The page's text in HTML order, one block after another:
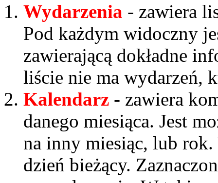
Wydarzenia - zawiera
Pod każdym widoczny
zawierającą dokładne
liście nie ma wydarzeń,
Kalendarz - zawiera
danego miesiąca. Jest
na inny miesiąc, lub
dzień bieżący.